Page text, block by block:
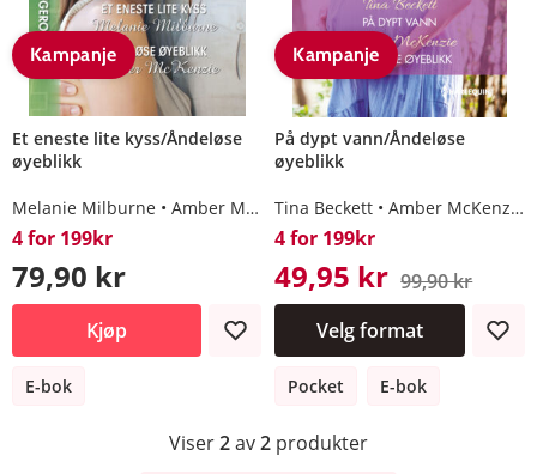
Kampanje
Et eneste lite kyss/Åndeløse
øyeblikk
Melanie Milburne Amber McKenzie
4 for 199kr
79,90 kr
Kjøp
E-bok
Kampanje
På dypt vann/Åndeløse
øyeblikk
Tina Beckett Amber McKenzie
4 for 199kr
49,95 kr 99,90 kr
Velg format
Pocket E-bok
Viser2av2 produkter